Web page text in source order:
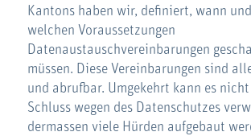
Kantons haben wir, definiert, wann
welchen Voraussetzungen
Datenaustauschvereinbarungen
müssen. Diese Vereinbarungen sind
und abrufbar. Umgekehrt kann es nicht
Schluss wegen des Datenschutzes
dermassen viele Hürden aufgebaut